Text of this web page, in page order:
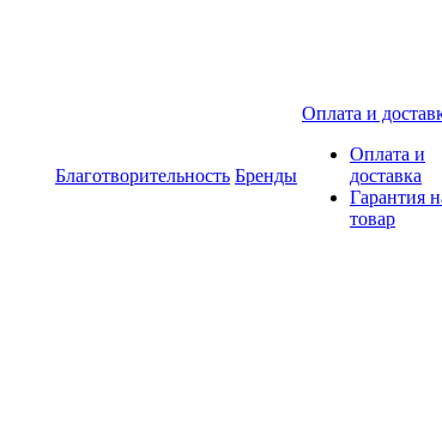
Благотворительность Бренды
Оплата и
Оплата и
доставка
Гарантия
товар